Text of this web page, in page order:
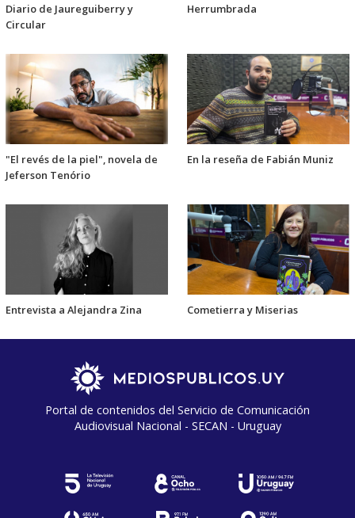
Diario de Jaureguiberry y
Circular
Herrumbrada
"El revés de la piel", novela de
Jeferson Tenório
En la reseña de Fabián Muniz
Entrevista a Alejandra Zina Cometierra y Miserias
Portal de contenidos del Servicio de Comunicación
Audiovisual Nacional - SECAN - Uruguay